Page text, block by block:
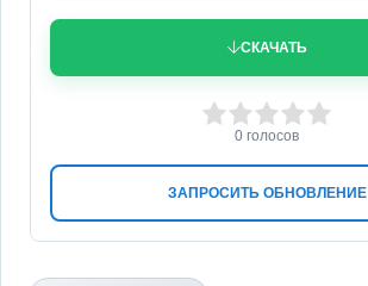
СКАЧАТЬ
ЗАПРОСИТЬ ОБНОВЛЕНИЕ
3 4 5
0 голосов